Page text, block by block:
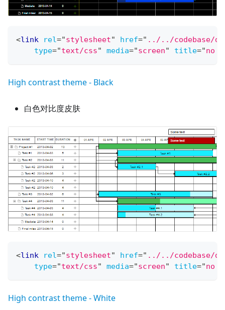
<link rel="stylesheet" href=" ../../codebase/
type="text/css" media="screen" title="no
High contrast theme - Black
白色对比度皮肤
<link rel="stylesheet" href=" ../../codebase/
type="text/css" media="screen" title="no
High contrast theme - White